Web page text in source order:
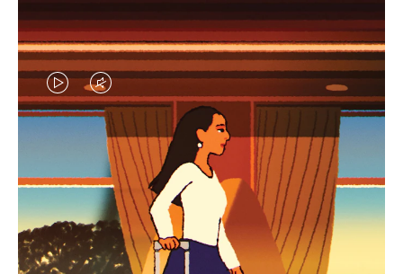
EL
VÍDEO
ESTÁ
PAUSADO,
PULSE
EL
SONIDO
DEL
VÍDEO
ESTÁ
DESACTIVADO:
IDAS DE REGALO CUIDADOSAMENTE ELEGIDAS
Encuentre su compañero de
viaje ideal